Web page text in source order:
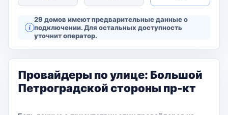
29 домов имеют предварительные данные о
подключении. Для остальных доступность
уточнит оператор.
Провайдеры по улице: Большой
Петроградской стороны пр-кт